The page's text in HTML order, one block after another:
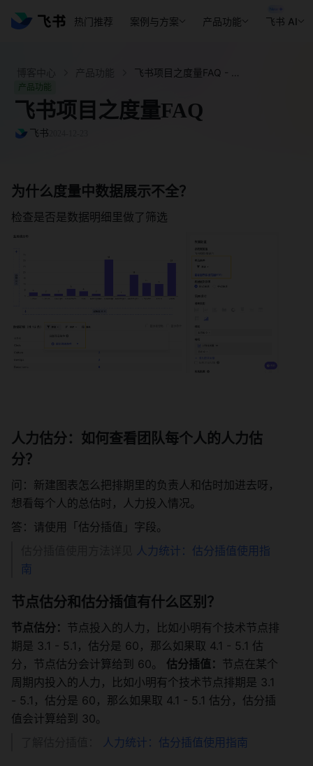
热门推荐 案例与方案 产品功能 飞书 AI
产品功能
飞书项目之度量FAQ
飞书
为什么度量中数据展示不全？
检查是否是数据明细里做了筛选
人力估分：如何查看团队每个人的人力估
分？
问：新建图表怎么把排期里的负责人和估时加进去呀，
想看每个人的总估时，人力投入情况。
答：请使用「估分插值」字段。
人力统计：估分插值使用指
南
节点估分和估分插值有什么区别？
节点估分： 节点投入的人力，比如小明有个技术节点排
期是 3.1 - 5.1，估分是 60，那么如果取 4.1 - 5.1 估
分，节点估分会计算给到 60。 估分插值： 节点在某个
周期内投入的人力，比如小明有个技术节点排期是 3.1
- 5.1，估分是 60，那么如果取 4.1 - 5.1 估分，估分插
值会计算给到 30。
人力统计：估分插值使用指南